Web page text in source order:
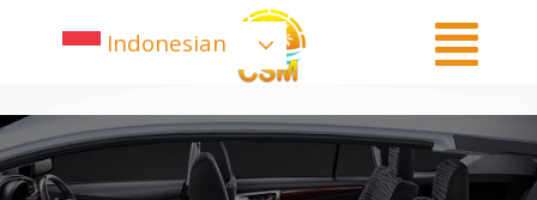
Indonesian